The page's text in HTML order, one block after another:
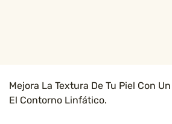
Mejora La Textura De Tu Piel Con
El Contorno Linfático.